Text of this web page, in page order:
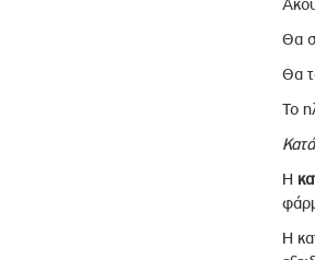
Θα
Θα
Το
Η
Η